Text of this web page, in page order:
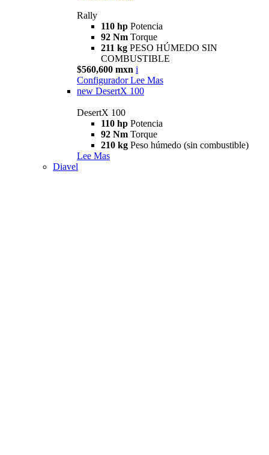
Rally
110 hp Potencia
92 Nm Torque
211 kg PESO HÚMEDO SIN
COMBUSTIBLE
$560,600 mxn i
Configurador Lee Mas
new DesertX 100
DesertX 100
110 hp Potencia
92 Nm Torque
210 kg Peso húmedo (sin combustible)
Lee Mas
Diavel